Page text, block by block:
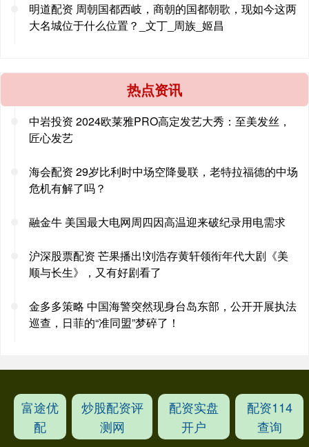
明道配资 周朝国都西岐，商朝的国都朝歌，现如今这两
大名城位于什么位置？_文丁_周族_姬昌
热点资讯
中岩投资 2024欧莱雅PRO高定发艺大秀：至美发丝，
匠心发艺
海会配资 29岁比利时中场空降曼联，老特拉福德的中场
危机有解了吗？
融金牛 美国最大电网周四因高温迎来破纪录用电需求
沪深股票配资 芒果播出!刘浩存黄轩领衔年代大剧《美
顺与长生》，又有好剧看了
金多多策略 中国海警突然现身台岛东部，公开开展执法
巡查，日菲的“准同盟”梦碎了！
富途优
配
炒股配资评
测网
配资实盘
开户
配资114
查询